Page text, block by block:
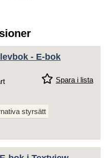
- E-bok
Spara i lista
styrsätt